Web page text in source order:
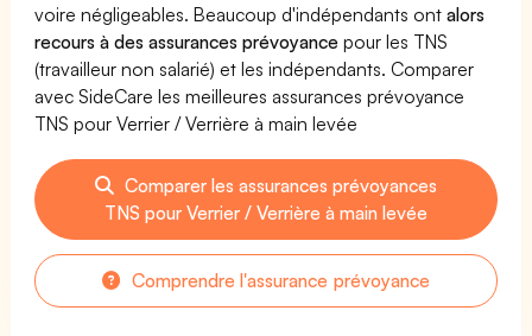
voire négligeables. Beaucoup d'indépendants ontalors
recours à des assurances prévoyance pour les TNS
(travailleur non salarié) et les indépendants. Comparer
avec SideCare les meilleures assurances prévoyance
TNS pour Verrier / Verrière à main levée
Comparer les assurances prévoyances
TNS pour Verrier / Verrière à main levée
Comprendre l'assurance prévoyance